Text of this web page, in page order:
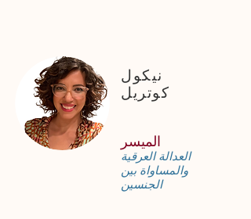
نيكول
كوتريل
الميسر
العدالة العرقية
والمساواة بين
الجنسين